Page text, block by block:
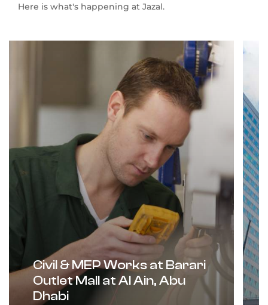
Here is what's happening at Jazal.
Civil & MEP Works at Barari
Outlet Mall at Al Ain, Abu
Dhabi